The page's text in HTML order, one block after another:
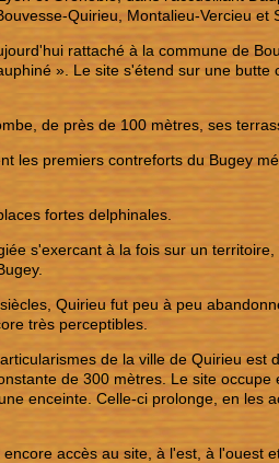
Quirieu, Montalieu-Vercieu et
rattaché à la commune de
». Le site s'étend sur une butte
de près de 100 mètres, ses
les premiers contreforts du Bugey
fortes delphinales.
s'exercant à la fois sur un
Quirieu fut peu à peu
très perceptibles.
de la ville de Quirieu est
de 300 mètres. Le site occupe
enceinte. Celle-ci prolonge, en les
accès au site, à l'est, à l'ouest